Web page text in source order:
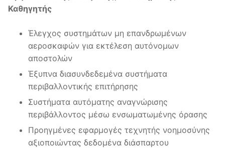
Καθηγητής
Έλεγχος συστημάτων μη επανδρωμένων
αεροσκαφών για εκτέλεση αυτόνομων
αποστολών
Έξυπνα διασυνδεδεμένα συστήματα
περιβαλλοντικής επιτήρησης
Συστήματα αυτόματης αναγνώρισης
περιβάλλοντος μέσω ενσωματωμένης όρασης
Προηγμένες εφαρμογές τεχνητής νοημοσύνης
αξιοποιώντας δεδομένα διάσπαρτου